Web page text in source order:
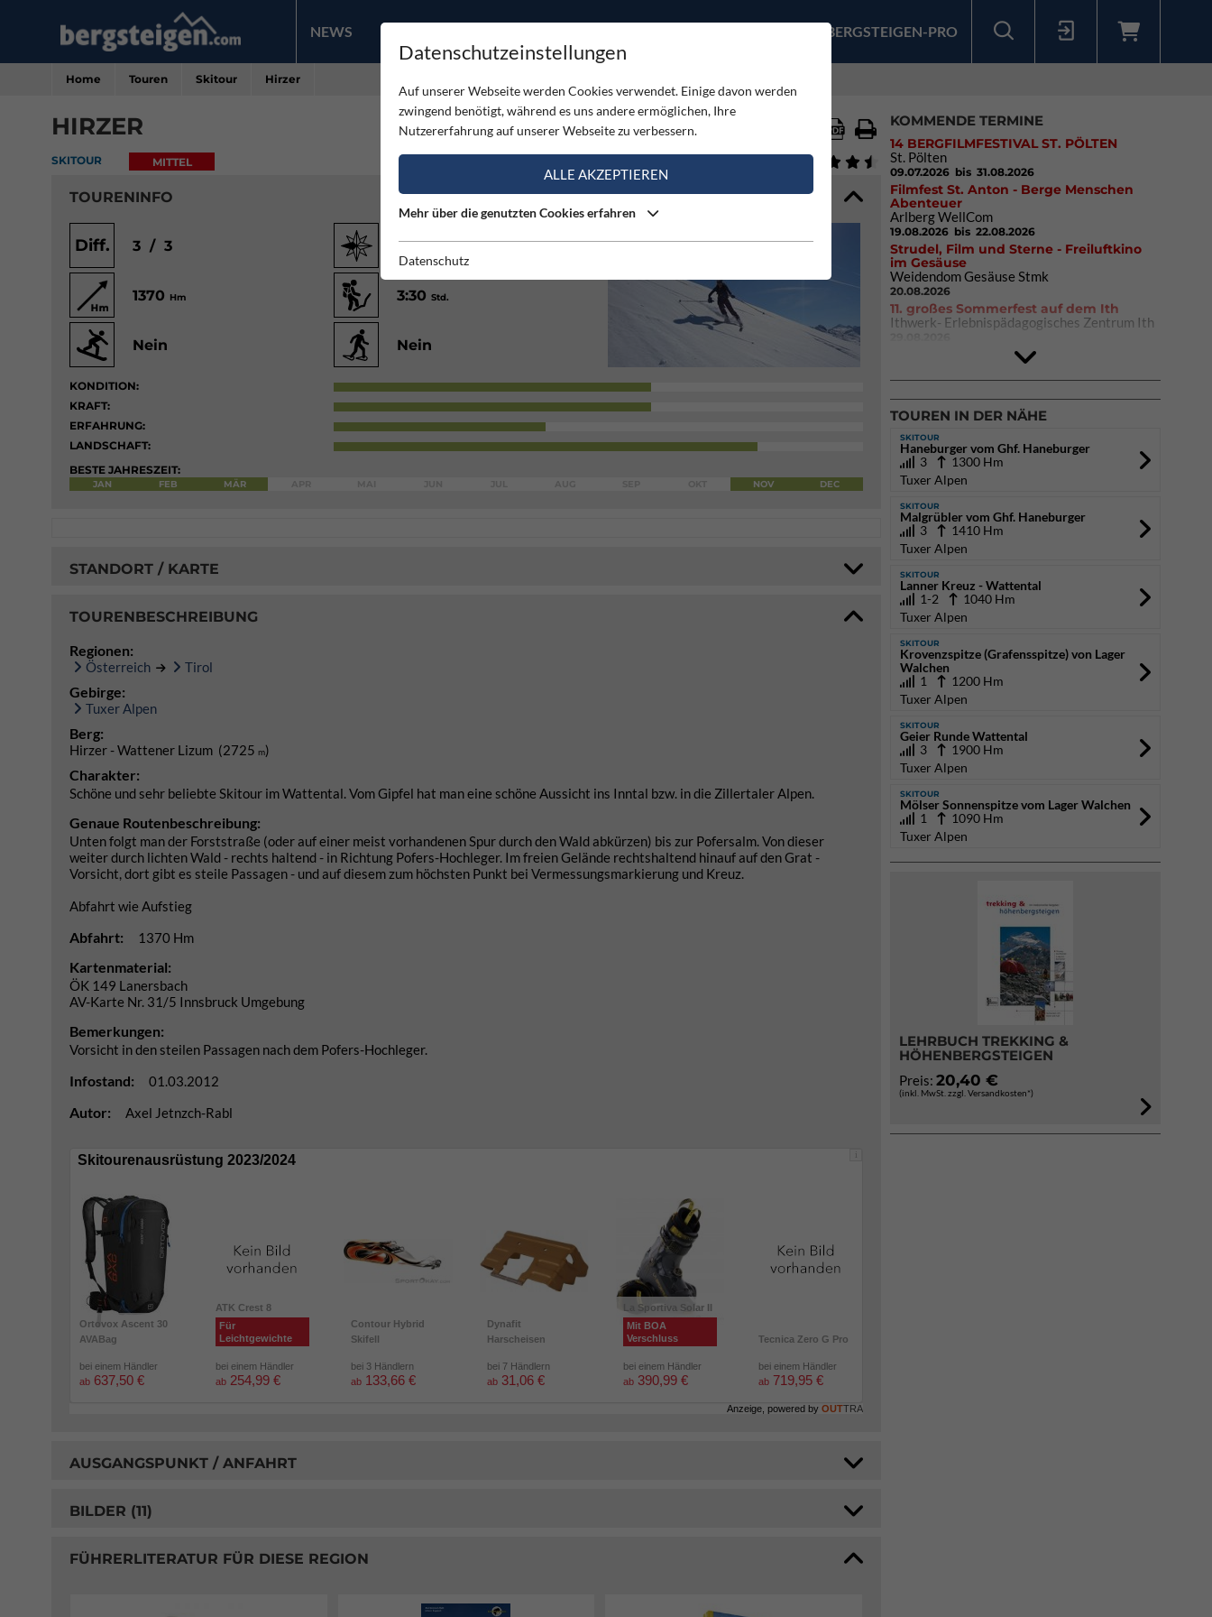
NEWS PRODUKTE BERGSTEIGEN-PRO
Home Touren Skitour Hirzer
HIRZER
SKITOUR MITTEL
TOURENINFO
Diff. 3 / 3 West
1370 Hm 3:30Std.
Nein Nein
KONDITION:
KRAFT:
ERFAHRUNG:
LANDSCHAFT:
BESTE JAHRESZEIT:
JAN FEB MÄR NOV DEC
STANDORT / KARTE
TOURENBESCHREIBUNG
Regionen:
Österreich Tirol
Gebirge:
Tuxer Alpen
Berg:
Hirzer - Wattener Lizum (2725 m)
Charakter:
Schöne und sehr beliebte Skitour im Wattental. Vom Gipfel hat man eine schöne Aussicht ins Inntal bzw. in die Zillertaler Alpen.
Genaue Routenbeschreibung:
Unten folgt man der Forststraße (oder auf einer meist vorhandenen Spur durch den Wald abkürzen) bis zur Pofersalm. Von dieser
weiter durch lichten Wald - rechts haltend - in Richtung Pofers-Hochleger. Im freien Gelände rechtshaltend hinauf auf den Grat -
Vorsicht, dort gibt es steile Passagen - und auf diesem zum höchsten Punkt bei Vermessungsmarkierung und Kreuz.
Abfahrt wie Aufstieg
Abfahrt: 1370 Hm
Kartenmaterial:
ÖK 149 Lanersbach
AV-Karte Nr. 31/5 Innsbruck Umgebung
Bemerkungen:
Vorsicht in den steilen Passagen nach dem Pofers-Hochleger.
Infostand: 01.03.2012
Autor: Axel Jetnzch-Rabl
i
Skitourenausrüstung 2023/2024
Ortovox Ascent 30
AVABag
bei einem Händler
ab 637,50 €
ATK Crest 8
Für
Leichtgewichte
bei einem Händler
ab 254,99 €
Contour Hybrid
Skifell
bei 3 Händlern
ab 133,66 €
Dynafit
Harscheisen
bei 7 Händlern
ab 31,06 €
La Sportiva Solar II
Mit BOA
Verschluss
bei einem Händler
ab 390,99 €
Tecnica Zero G Pro
bei einem Händler
ab 719,95 €
Anzeige, powered by OUTTRA
AUSGANGSPUNKT / ANFAHRT
BILDER (11)
FÜHRERLITERATUR FÜR DIESE REGION
KOMMENDE TERMINE
14 BERGFILMFESTIVAL ST. PÖLTEN
St. Pölten
09.07.2026 bis 31.08.2026
Filmfest St. Anton - Berge Menschen
Abenteuer
Arlberg WellCom
19.08.2026 bis 22.08.2026
Strudel, Film und Sterne - Freiluftkino
im Gesäuse
Weidendom Gesäuse Stmk
20.08.2026
11. großes Sommerfest auf dem Ith
Ithwerk- Erlebnispädagogisches Zentrum Ith
02.10.2026bis 04.10.2026
TOUREN IN DER NÄHE
SKITOUR
Haneburger vom Ghf. Haneburger
3
1300 Hm
Tuxer Alpen
SKITOUR
Malgrübler vom Ghf. Haneburger
3
1410 Hm
Tuxer Alpen
SKITOUR
Lanner Kreuz - Wattental
1-2
1040 Hm
Tuxer Alpen
SKITOUR
Krovenzspitze (Grafensspitze) von Lager
Walchen
1
1200 Hm
Tuxer Alpen
SKITOUR
Geier Runde Wattental
3
1900 Hm
Tuxer Alpen
SKITOUR
Mölser Sonnenspitze vom Lager Walchen
1
1090 Hm
Tuxer Alpen
LEHRBUCH TREKKING &
HÖHENBERGSTEIGEN
Preis: 20,40 €
(inkl. MwSt. zzgl. Versandkosten*)
Datenschutzeinstellungen
Auf unserer Webseite werden Cookies verwendet. Einige davon werden
zwingend benötigt, während es uns andere ermöglichen, Ihre
Nutzererfahrung auf unserer Webseite zu verbessern.
ALLE AKZEPTIEREN
Mehr über die genutzten Cookies erfahren
Datenschutz